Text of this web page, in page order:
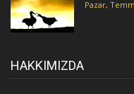
Pazar,
HAKKIMIZDA